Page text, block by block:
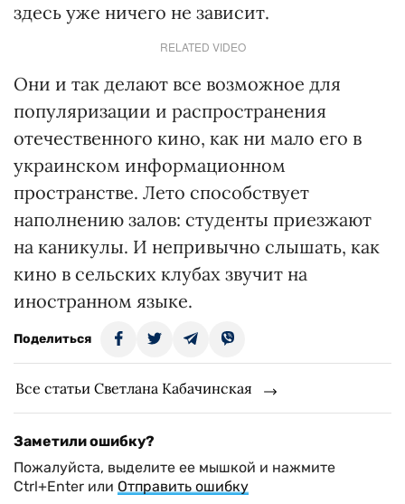
здесь уже ничего не зависит.
RELATED VIDEO
Они и так делают все возможное для
популяризации и распространения
отечественного кино, как ни мало его в
украинском информационном
пространстве. Лето способствует
наполнению залов: студенты приезжают
на каникулы. И непривычно слышать, как
кино в сельских клубах звучит на
иностранном языке.
Поделиться
Все статьи Светлана Кабачинская
Заметили ошибку?
Пожалуйста, выделите ее мышкой и нажмите
Ctrl+Enter или Отправить ошибку